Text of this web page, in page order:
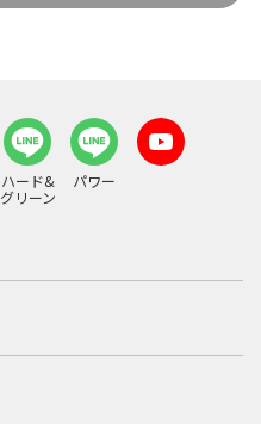
ハード&
グリーン
パワー